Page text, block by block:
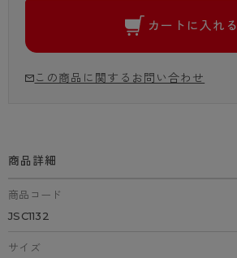
カートに入れる
この商品に関するお問い合わせ
商品詳細
商品コード
JSC1132
サイズ